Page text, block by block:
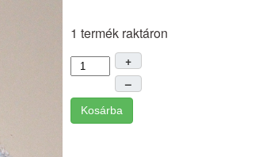
1 termék raktáron
+
–
Kosárba